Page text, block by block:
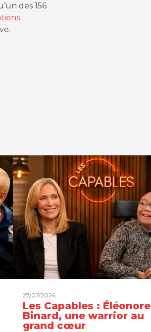
des 156
27/07/2026
Les Capables : Éléonore
Binard, une warrior au
grand cœur